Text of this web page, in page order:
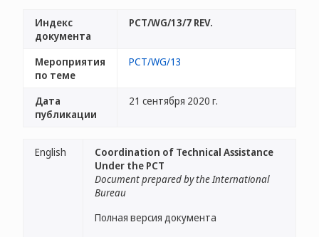
Индекс
документа
PCT/WG/13/7 REV.
Мероприятия
по теме
PCT/WG/13
Дата
публикации
21 сентября 2020 г.
English
Coordination of Technical Assistance
Under the PCT
Document prepared by the International
Bureau
Полная версия документа